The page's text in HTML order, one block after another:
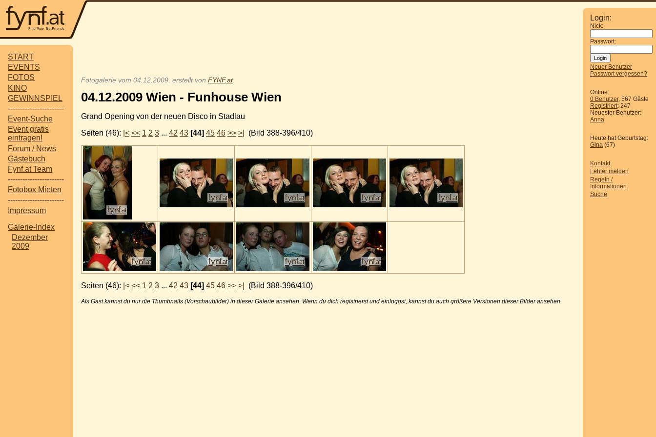
START
EVENTS
FOTOS
KINO
GEWINNSPIEL
-----------------------
Event-Suche
Event gratis
eintragen!
Forum / News
Gästebuch
Fynf.at Team
-----------------------
Fotobox Mieten
-----------------------
Impressum
Galerie-Index
Dezember
2009
Login:
Nick:
Passwort:
Neuer Benutzer
Passwort vergessen?
Online:
0 Benutzer, 567 Gäste
Registriert: 247
Neuester Benutzer:
Anna
Heute hat Geburtstag:
Gina (67)
Kontakt
Fehler melden
Regeln /
Informationen
Suche
Fotogalerie vom 04.12.2009, erstellt von FYNF.at
04.12.2009 Wien - Funhouse Wien
Grand Opening von der neuen Disco in Stadlau
Seiten (46): |< << 1 2 3 ... 42 43 [44] 45 46 >> >| (Bild 388-396/410)
Seiten (46): |< << 1 2 3 ... 42 43 [44] 45 46 >> >| (Bild 388-396/410)
Als Gast kannst du nur die Thumbnails (Vorschaubilder) in dieser Galerie ansehen. Wenn du dich registrierst und einloggst, kannst du auch größere Versionen dieser Bilder ansehen.